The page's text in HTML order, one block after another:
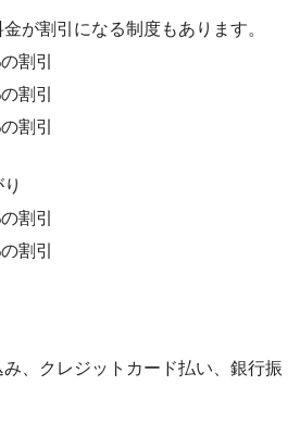
が割引になる制度もあります。
割引
割引
割引
割引
割引
、クレジットカード払い、銀行振